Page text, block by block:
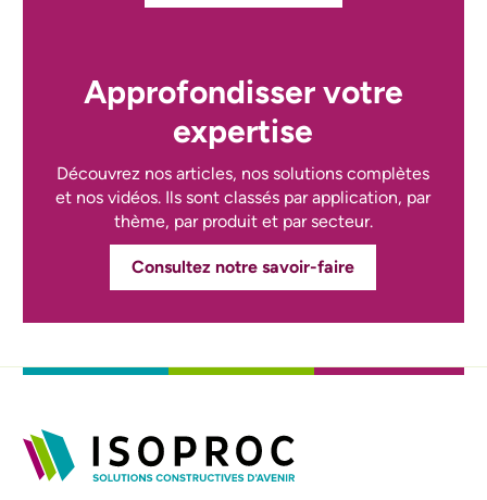
Approfondisser votre
expertise
Découvrez nos articles, nos solutions complètes
et nos vidéos. Ils sont classés par application, par
thème, par produit et par secteur.
Consultez notre savoir-faire